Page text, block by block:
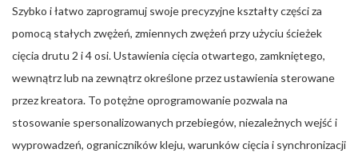
Szybko i łatwo zaprogramuj swoje precyzyjne kształty części za
pomocą stałych zwężeń, zmiennych zwężeń przy użyciu ścieżek
cięcia drutu 2 i 4 osi. Ustawienia cięcia otwartego, zamkniętego,
wewnątrz lub na zewnątrz określone przez ustawienia sterowane
przez kreatora. To potężne oprogramowanie pozwala na
stosowanie spersonalizowanych przebiegów, niezależnych wejść i
wyprowadzeń, ograniczników kleju, warunków cięcia i synchronizacji